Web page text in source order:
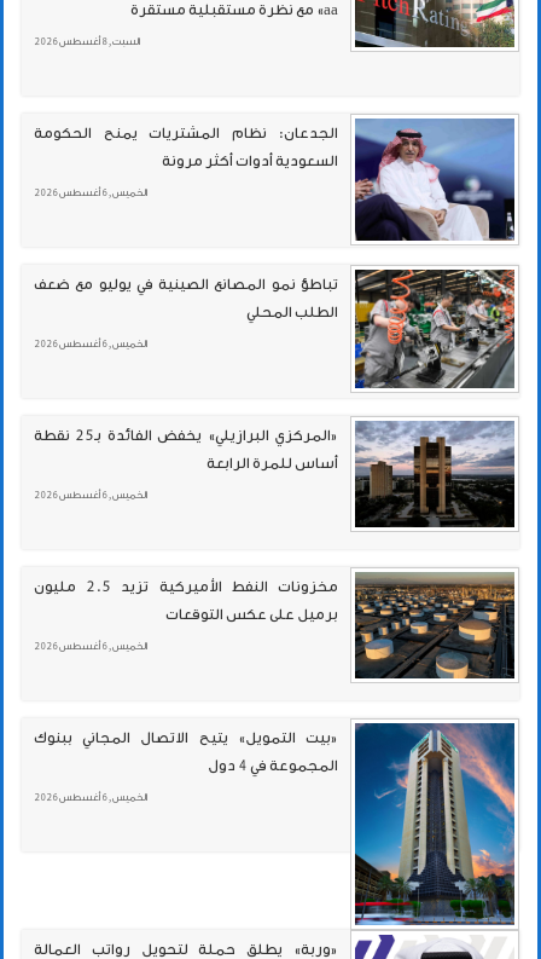
aa» مع نظرة مستقبلية مستقرة
السبت , 8 أغسطس 2026
الجدعان: نظام المشتريات يمنح الحكومة
السعودية أدوات أكثر مرونة
الخميس , 6 أغسطس 2026
تباطؤ نمو المصانع الصينية في يوليو مع ضعف
الطلب المحلي
الخميس , 6 أغسطس 2026
«المركزي البرازيلي» يخفض الفائدة بـ25 نقطة
أساس للمرة الرابعة
الخميس , 6 أغسطس 2026
مخزونات النفط الأميركية تزيد 2.5 مليون
برميل على عكس التوقعات
الخميس , 6 أغسطس 2026
«بيت التمويل» يتيح الاتصال المجاني ببنوك
المجموعة في 4 دول
الخميس , 6 أغسطس 2026
«وربة» يطلق حملة لتحويل رواتب العمالة